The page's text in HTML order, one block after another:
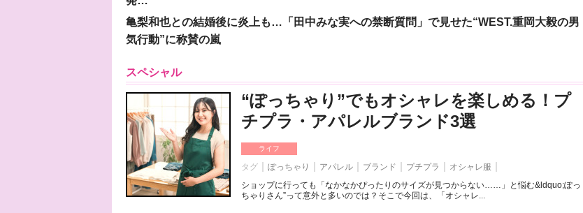
亀梨和也との結婚後に炎上も…「田中みな実への禁断質問」で見せた“WEST.重岡大毅の男
気行動”に称賛の嵐
スペシャル
“ぽっちゃり”でもオシャレを楽しめる！プ
チプラ・アパレルブランド3選
ライフ
タグ ぽっちゃり アパレル ブランド プチプラ
オシャレ服
ショップに行っても「なかなかぴったりのサイズが見つからない……」と悩む&ldquo;ぽっ
ちゃりさん”って意外と多いのでは？そこで今回は、「オシャレ...